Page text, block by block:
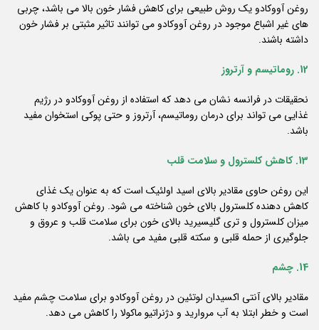
روغن آووکادو یک روش طبیعی برای کاهش فشار خون بالا می باشد، چربی
های غیر اشباع موجود در روغن آووکادو می توانند تاثیر مثبتی بر فشار خون
داشته باشند.
12. روماتیسم و آرتروز
نحقیقات در فرانسه نشان می دهد که استفاده از روغن آووکادو در رژیم
غذایی می تواند برای درمان روماتیسم، آرتروز و حتی پوکی استخوان مفید
باشد.
13. کاهش کلسترول و سلامت قلب
این روغن حاوی مقادیر بالای اسید اولئیک است که به عنوان یک غذای
کاهش دهنده کلسترول بالای خون شناخته می شود. روغن آووکادو با کاهش
میزان کلسترول و تری گلیسیرید بالای خون برای سلامت قلب و عروق و
جلوگیری از حمله قلبی و سکته قلبی مفید می باشد.
14. چشم
مقادیر بالای آنتی اکسیدان لوتئین در روغن آووکادو برای سلامت چشم مفید
است و خطر ابتلا به آب مروارید و دژنراتیو ماکولا را کاهش می دهد.